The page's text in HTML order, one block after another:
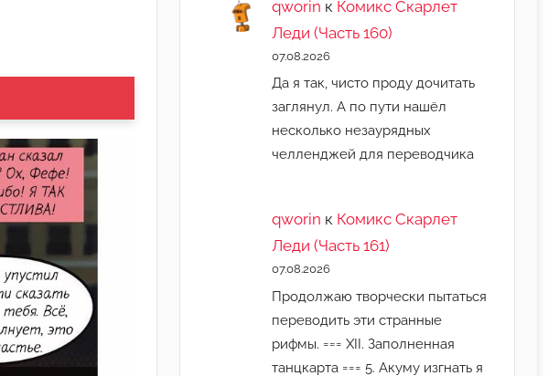
qworin к Комикс Скарлет
Леди (Часть 160)
07.08.2026
Да я так, чисто проду дочитать
заглянул. А по пути нашёл
несколько незаурядных
челленджей для переводчика
qworin к Комикс Скарлет
Леди (Часть 161)
07.08.2026
Продолжаю творчески пытаться
переводить эти странные
рифмы. === XII. Заполненная
танцкарта === 5. Акуму изгнать я